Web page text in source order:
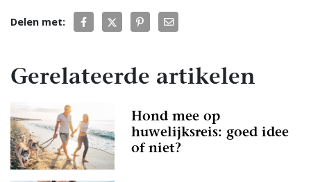
Delen met:
Gerelateerde artikelen
Hond mee op
huwelijksreis: goed idee
of niet?